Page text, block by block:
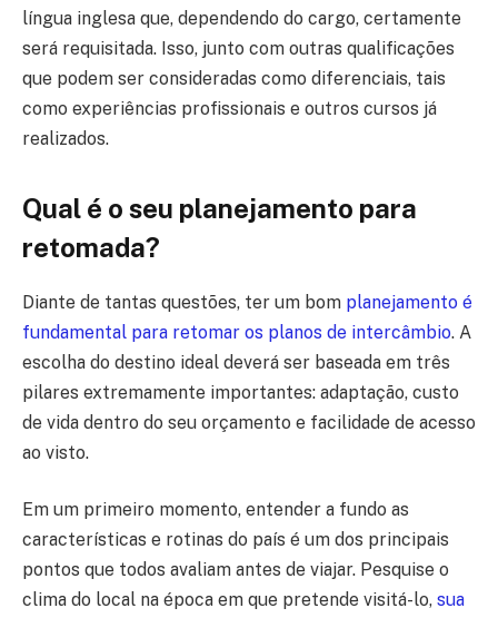
língua inglesa que, dependendo do cargo, certamente
será requisitada. Isso, junto com outras qualificações
que podem ser consideradas como diferenciais, tais
como experiências profissionais e outros cursos já
realizados.
Qual é o seu planejamento para
retomada?
Diante de tantas questões, ter um bom planejamento é
fundamental para retomar os planos de intercâmbio. A
escolha do destino ideal deverá ser baseada em três
pilares extremamente importantes: adaptação, custo
de vida dentro do seu orçamento e facilidade de acesso
ao visto.
Em um primeiro momento, entender a fundo as
características e rotinas do país é um dos principais
pontos que todos avaliam antes de viajar. Pesquise o
clima do local na época em que pretende visitá-lo, sua